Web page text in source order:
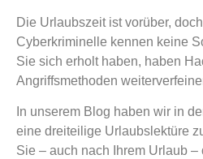
Die Urlaubszeit ist vorüber,
Cyberkriminelle kennen keine
Sie sich erholt haben, haben
Angriffsmethoden
In unserem Blog haben wir in
eine dreiteilige Urlaubslektüre
Sie – auch nach Ihrem Urlaub –